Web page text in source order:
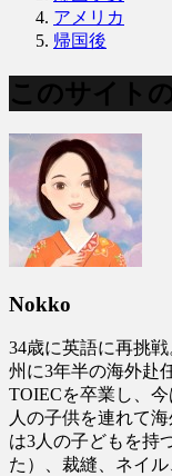
アメリカ
帰国後
このサイト
Nokko
34歳に英語に再挑
州に3年半の海外赴
TOIECを卒業し、
人の子供を連れて
は3人の子どもを持
た）、裁縫、ネイ